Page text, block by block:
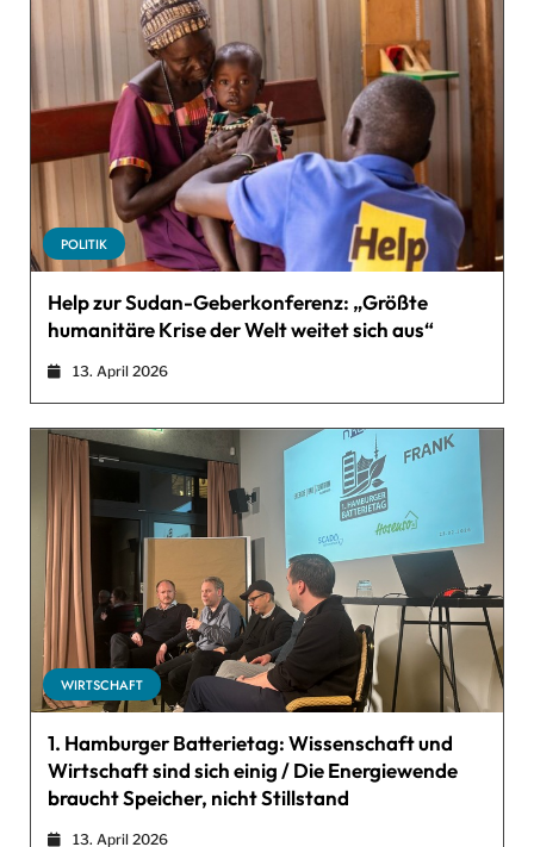
POLITIK
Help zur Sudan-Geberkonferenz: „Größte
humanitäre Krise der Welt weitet sich aus“
13. April 2026
WIRTSCHAFT
1. Hamburger Batterietag: Wissenschaft und
Wirtschaft sind sich einig / Die Energiewende
braucht Speicher, nicht Stillstand
13. April 2026